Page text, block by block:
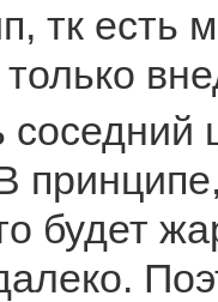
тк есть
будет